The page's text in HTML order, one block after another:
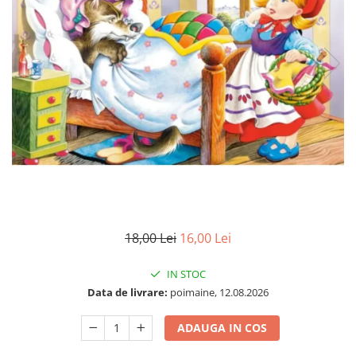
18,00 Lei 16,00 Lei
IN STOC
Data de livrare: poimaine, 12.08.2026
ADAUGA IN COS